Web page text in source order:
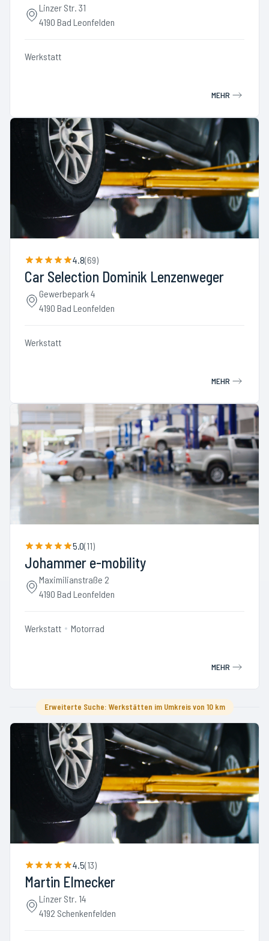
Linzer Str. 31
4190 Bad Leonfelden
Werkstatt
MEHR
4.8(69)
Car Selection Dominik Lenzenweger
Gewerbepark 4
4190 Bad Leonfelden
Werkstatt
MEHR
5.0(11)
Johammer e-mobility
Maximilianstraße 2
4190 Bad Leonfelden
Werkstatt Motorrad
MEHR
Erweiterte Suche: Werkstätten im Umkreis von 10 km
4.5(13)
Martin Elmecker
Linzer Str. 14
4192 Schenkenfelden